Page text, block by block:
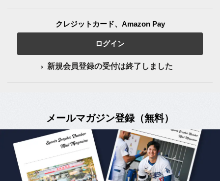
クレジットカード、Amazon Pay
ログイン
新規会員登録の受付は終了しました
メールマガジン登録（無料）